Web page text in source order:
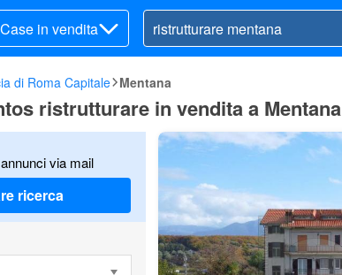
Case in vendita
di Roma Capitale Mentana
ristrutturare in vendita a Mentana
via mail
ricerca